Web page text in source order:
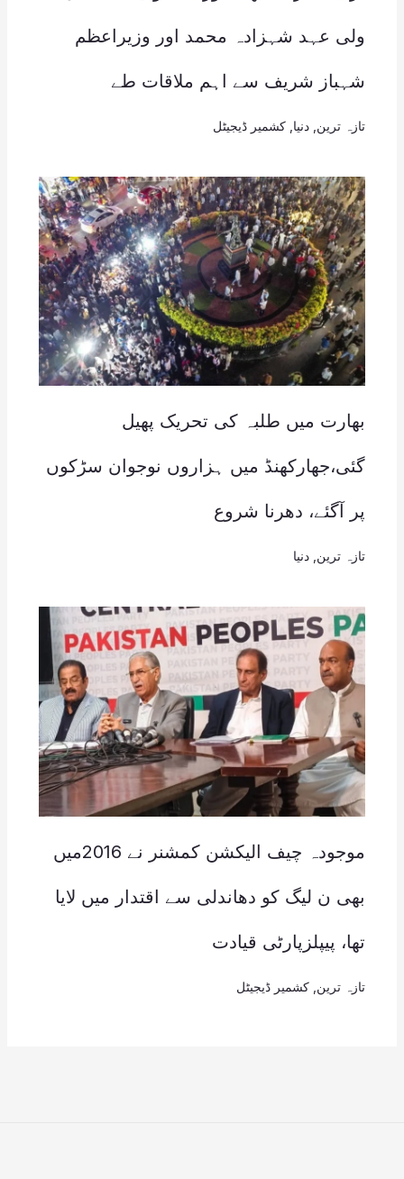
ولی عہد شہزادہ محمد اور وزیراعظم
شہباز شریف سے اہم ملاقات طے
تازہ ترین دنیا کشمیر ڈیجیٹل
بھارت میں طلبہ کی تحریک پھیل
گئی،جھارکھنڈ میں ہزاروں نوجوان سڑکوں
پر آگئے، دھرنا شروع
تازہ ترین دنیا
موجودہ چیف الیکشن کمشنر نے 2016میں
بھی ن لیگ کو دھاندلی سے اقتدار میں لایا
تھا، پیپلزپارٹی قیادت
تازہ ترین کشمیر ڈیجیٹل